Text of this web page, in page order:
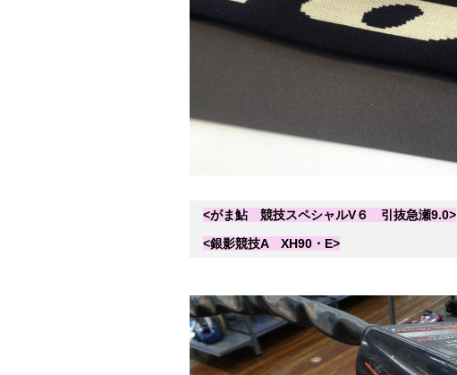
<がま鮎 競技スペシャルV６ 引抜急瀬9.0>
<銀影競技A XH90・E>